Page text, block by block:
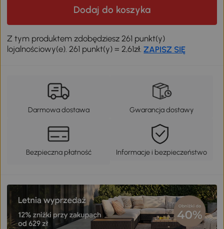
Dodaj do koszyka
Z tym produktem zdobędziesz 261 punkt(y)
lojalnościowy(e). 261 punkt(y) = 2,61zł.ZAPISZ SIĘ
Darmowa dostawa Gwarancja dostawy
Bezpieczna płatność Informacje i bezpieczeństwo